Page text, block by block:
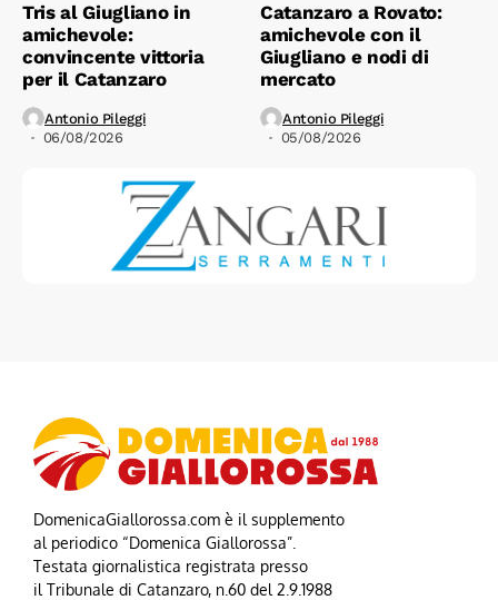
Tris al Giugliano in
amichevole:
convincente vittoria
per il Catanzaro
Antonio Pileggi
06/08/2026
Catanzaro a Rovato:
amichevole con il
Giugliano e nodi di
mercato
Antonio Pileggi
05/08/2026
DomenicaGiallorossa.com è il supplemento
al periodico “Domenica Giallorossa”.
Testata giornalistica registrata presso
il Tribunale di Catanzaro, n.60 del 2.9.1988